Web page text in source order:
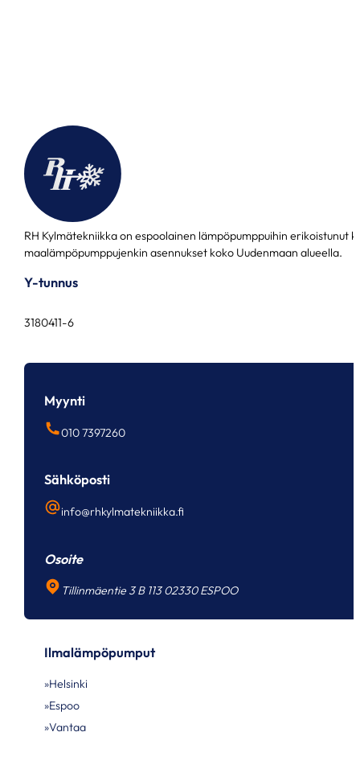
RH Kylmätekniikka on espoolainen lämpöpumppuihin
maalämpöpumppujenkin asennukset koko Uudenmaan alueella.
Y-tunnus
3180411-6
Myynti
010 7397260
Sähköposti
info@rhkylmatekniikka.fi
Osoite
Tillinmäentie 3 B 113 02330 ESPOO
Ilmalämpöpumput
Helsinki
Espoo
Vantaa